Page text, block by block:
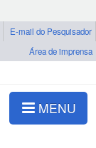
E-mail do Pesquisador
Área de imprensa
MENU